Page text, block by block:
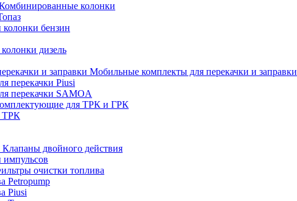
колонки
бензин
дизель
Мобильные комплекты для перекачки и заправки
перекачки Piusi
перекачки SAMOA
для ТРК и ГРК
ТРК
Клапаны двойного действия
импульсов
очистки топлива
Petropump
Piusi